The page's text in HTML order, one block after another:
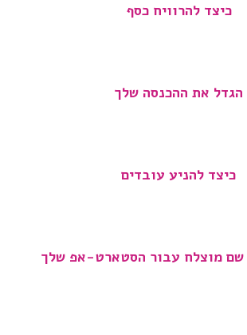
כיצד להרוויח כסף
הגדל את ההכנסה שלך
כיצד להניע עובדים
שם מוצלח עבור הסטארט-אפ שלך